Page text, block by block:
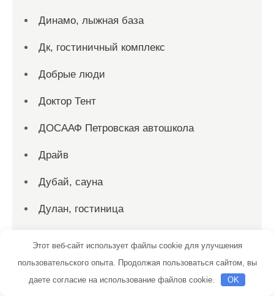
Динамо, лыжная база
Дк, гостиничный комплекс
Добрые люди
Доктор Тент
ДОСААФ Петровская автошкола
Драйв
Дубай, сауна
Дулан, гостиница
Елисей
Этот веб-сайт использует файлы cookie для улучшения
пользовательского опыта. Продолжая пользоваться сайтом, вы
даете согласие на использование файлов cookie.
OK